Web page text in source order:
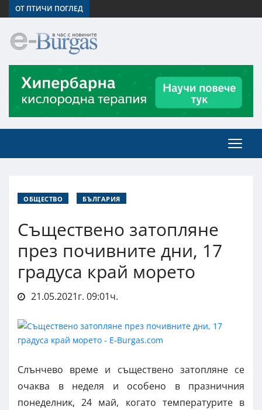
ОТ ПТИЧИ ПОГЛЕД
ОБЩЕСТВО БЪЛГАРИЯ
Съществено затопляне
през почивните дни, 17
градуса край морето
21.05.2021г. 09:01ч.
Слънчево време и съществено затопляне се
очаква в неделя и особено в празничния
понеделник, 24 май, когато температурите в